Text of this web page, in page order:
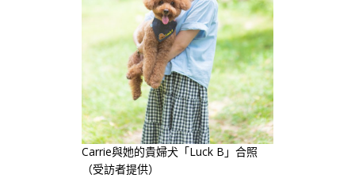
Carrie與她的貴婦犬「Luck B」合照
（受訪者提供）